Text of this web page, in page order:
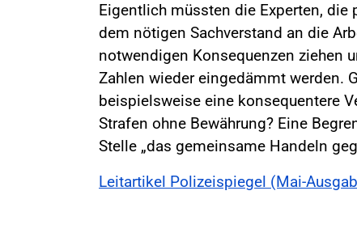
Eigentlich müssten die Experten,
dem nötigen Sachverstand an die
notwendigen Konsequenzen ziehen
Zahlen wieder eingedämmt werden.
beispielsweise eine konsequentere
Strafen ohne Bewährung? Eine
Stelle „das gemeinsame Handeln
Leitartikel Polizeispiegel (Mai-